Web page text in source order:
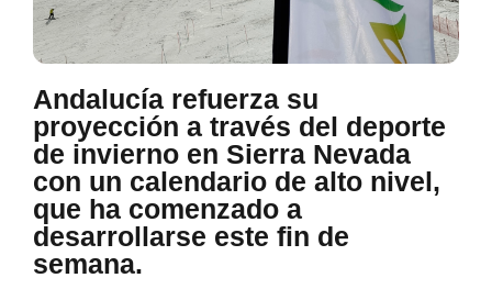
Andalucía refuerza su
proyección a través del deporte
de invierno en Sierra Nevada
con un calendario de alto nivel,
que ha comenzado a
desarrollarse este fin de
semana.